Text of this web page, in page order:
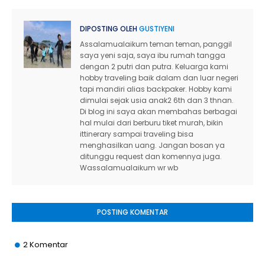
DIPOSTING OLEHGUSTIYENI
Assalamualaikum teman teman, panggil
saya yeni saja, saya ibu rumah tangga
dengan 2 putri dan putra. Keluarga kami
hobby traveling baik dalam dan luar negeri
tapi mandiri alias backpaker. Hobby kami
dimulai sejak usia anak2 6th dan 3 thnan.
Di blog ini saya akan membahas berbagai
hal mulai dari berburu tiket murah, bikin
ittinerary sampai traveling bisa
menghasilkan uang. Jangan bosan ya
ditunggu request dan komennya juga.
Wassalamualaikum wr wb
POSTING KOMENTAR
2 Komentar